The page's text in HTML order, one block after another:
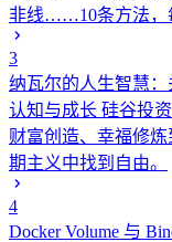
非线……10条方法，
3
纳瓦尔的人生智慧：
认知与成长 硅谷投
财富创造、幸福修
期主义中找到自由。
4
Docker Volume 与